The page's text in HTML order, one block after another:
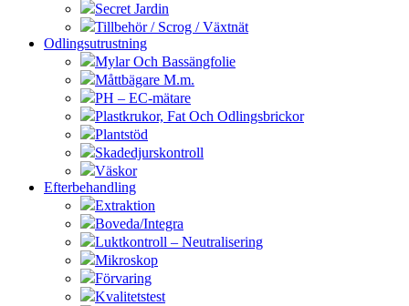
Secret Jardin
Tillbehör / Scrog / Växtnät
Odlingsutrustning
Mylar Och Bassängfolie
Måttbägare M.m.
PH – EC-mätare
Plastkrukor, Fat Och Odlingsbrickor
Plantstöd
Skadedjurskontroll
Väskor
Efterbehandling
Extraktion
Boveda/Integra
Luktkontroll – Neutralisering
Mikroskop
Förvaring
Kvalitetstest